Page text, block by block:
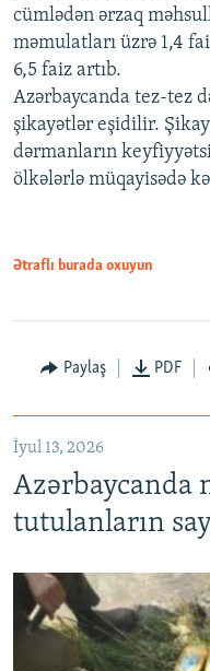
cümlədən ərzaq
məmulatları üzrə 1,4
6,5 faiz artıb.
Azərbaycanda tez-tez
şikayətlər eşidilir.
dərmanların
ölkələrlə müqayisədə
Ətraflı burada oxuyun
Paylaş PDF
İyul 13, 2026
Azərbaycanda
tutulanların